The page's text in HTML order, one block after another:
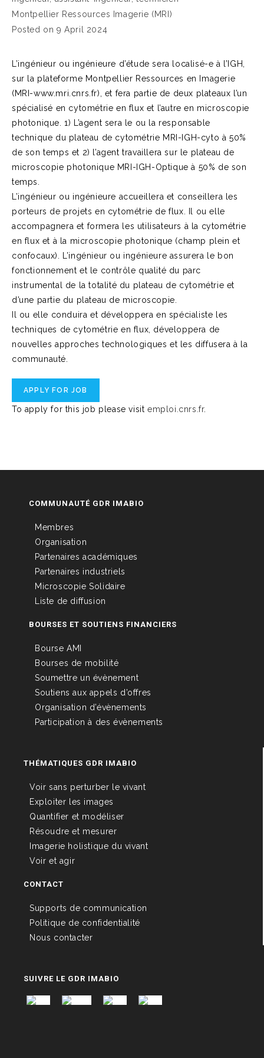
Montpellier Ressources Imagerie (MRI)
Posted on 9 April 2024
L’ingénieur ou ingénieure d’étude sera localisé-e à l’IGH,
sur la plateforme Montpellier Ressources en Imagerie
(MRI-www.mri.cnrs.fr), et fera partie de deux plateaux l’un
spécialisé en cytométrie en flux et l’autre en microscopie
photonique. 1) L’agent sera le ou la responsable
technique du plateau de cytométrie MRI-IGH-cyto à 50%
de son temps et 2) l’agent travaillera sur le plateau de
microscopie photonique MRI-IGH-Optique à 50% de son
temps.
L’ingénieur ou ingénieure accueillera et conseillera les
porteurs de projets en cytométrie de flux. Il ou elle
accompagnera et formera les utilisateurs à la cytométrie
en flux et à la microscopie photonique (champ plein et
confocaux). L’ingénieur ou ingénieure assurera le bon
fonctionnement et le contrôle qualité du parc
instrumental de la totalité du plateau de cytométrie et
d’une partie du plateau de microscopie.
Il ou elle conduira et développera en spécialiste les
techniques de cytométrie en flux, développera de
nouvelles approches technologiques et les diffusera à la
communauté.
To apply for this job please visitemploi.cnrs.fr.
COMMUNAUTÉ GDR IMABIO
Membres
Organisation
Partenaires académiques
Partenaires industriels
Microscopie Solidaire
Liste de diffusion
BOURSES ET SOUTIENS FINANCIERS
Bourse AMI
Bourses de mobilité
Soumettre un évènement
Soutiens aux appels d’offres
Organisation d’évènements
Participation à des évènements
THÉMATIQUES GDR IMABIO
Voir sans perturber le vivant
Exploiter les images
Quantifier et modéliser
Résoudre et mesurer
Imagerie holistique du vivant
Voir et agir
CONTACT
Supports de communication
Politique de confidentialité
Nous contacter
SUIVRE LE GDR IMABIO